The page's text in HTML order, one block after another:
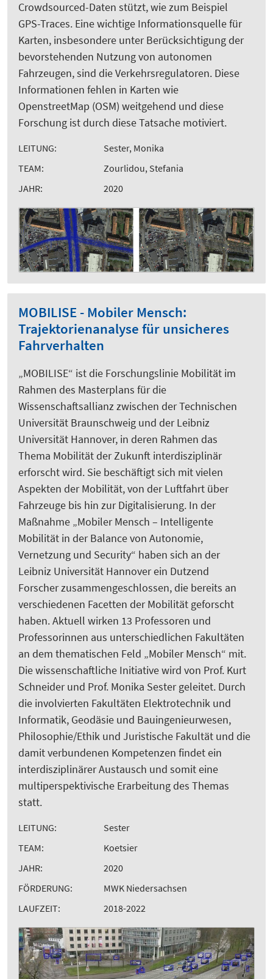
Crowdsourced-Daten stützt, wie zum Beispiel
GPS-Traces. Eine wichtige Informationsquelle für
Karten, insbesondere unter Berücksichtigung der
bevorstehenden Nutzung von autonomen
Fahrzeugen, sind die Verkehrsregulatoren. Diese
Informationen fehlen in Karten wie
OpenstreetMap (OSM) weitgehend und diese
Forschung ist durch diese Tatsache motiviert.
LEITUNG:
Sester, Monika
TEAM:
Zourlidou, Stefania
JAHR:
2020
MOBILISE - Mobiler Mensch:
Trajektorienanalyse für unsicheres
Fahrverhalten
„MOBILISE“ ist die Forschungslinie Mobilität im
Rahmen des Masterplans für die
Wissenschaftsallianz zwischen der Technischen
Universität Braunschweig und der Leibniz
Universität Hannover, in deren Rahmen das
Thema Mobilität der Zukunft interdisziplinär
erforscht wird. Sie beschäftigt sich mit vielen
Aspekten der Mobilität, von der Luftfahrt über
Fahrzeuge bis hin zur Digitalisierung. In der
Maßnahme „Mobiler Mensch – Intelligente
Mobilität in der Balance von Autonomie,
Vernetzung und Security“ haben sich an der
Leibniz Universität Hannover ein Dutzend
Forscher zusammengeschlossen, die bereits an
verschiedenen Facetten der Mobilität geforscht
haben. Aktuell wirken 13 Professoren und
Professorinnen aus unterschiedlichen Fakultäten
an dem thematischen Feld „Mobiler Mensch“ mit.
Die wissenschaftliche Initiative wird von Prof. Kurt
Schneider und Prof. Monika Sester geleitet. Durch
die involvierten Fakultäten Elektrotechnik und
Informatik, Geodäsie und Bauingenieurwesen,
Philosophie/Ethik und Juristische Fakultät und die
damit verbundenen Kompetenzen findet ein
interdisziplinärer Austausch und somit eine
multiperspektivische Erarbeitung des Themas
statt.
LEITUNG:
Sester
TEAM:
Koetsier
JAHR:
2020
FÖRDERUNG:
MWK Niedersachsen
LAUFZEIT:
2018-2022